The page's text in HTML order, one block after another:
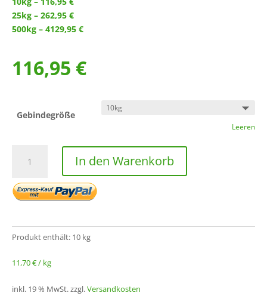
25kg – 262,95 €
500kg – 4129,95 €
116,95 €
Gebindegröße
Leeren
Menge
In den Warenkorb
Produkt enthält: 10 kg
11,70€/ kg
inkl. 19 % MwSt.zzgl.Versandkosten